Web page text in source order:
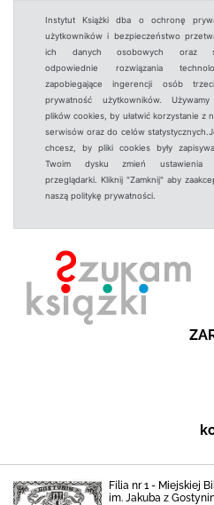
Instytut Książki dba o ochronę
użytkowników i bezpieczeństwo
ich danych osobowych oraz
odpowiednie rozwiązania
zapobiegające ingerencji osób
prywatność użytkowników.
plików cookies, by ułatwić korzystanie z
serwisów oraz do celów
chcesz, by pliki cookies były
Twoim dysku zmień ustawienia
przeglądarki. Kliknij "Zamknij" aby
naszą politykę prywatności.
Filia nr 1 - Miejskiej
im. Jakuba z